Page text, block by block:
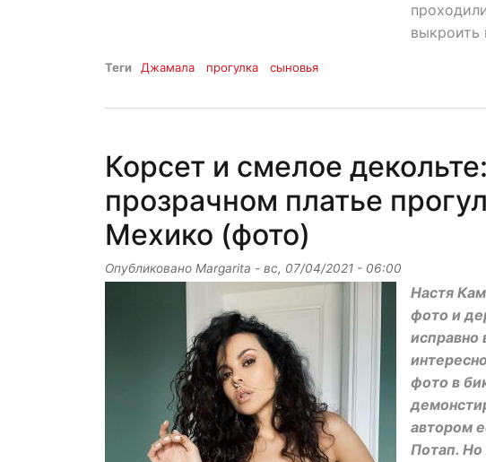
Теги Джамала прогулка сыновья
Корсет и смелое
прозрачном платье
Мехико (фото)
Опубликовано Margarita - вс, 07/04/2021 - 06:00
Настя
фото и
исправно
фото в
автором
Потап. Но